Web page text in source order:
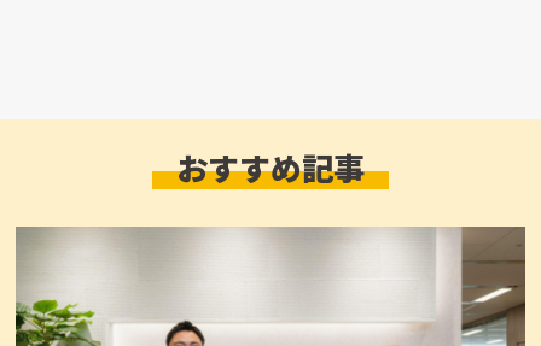
おすすめ記事